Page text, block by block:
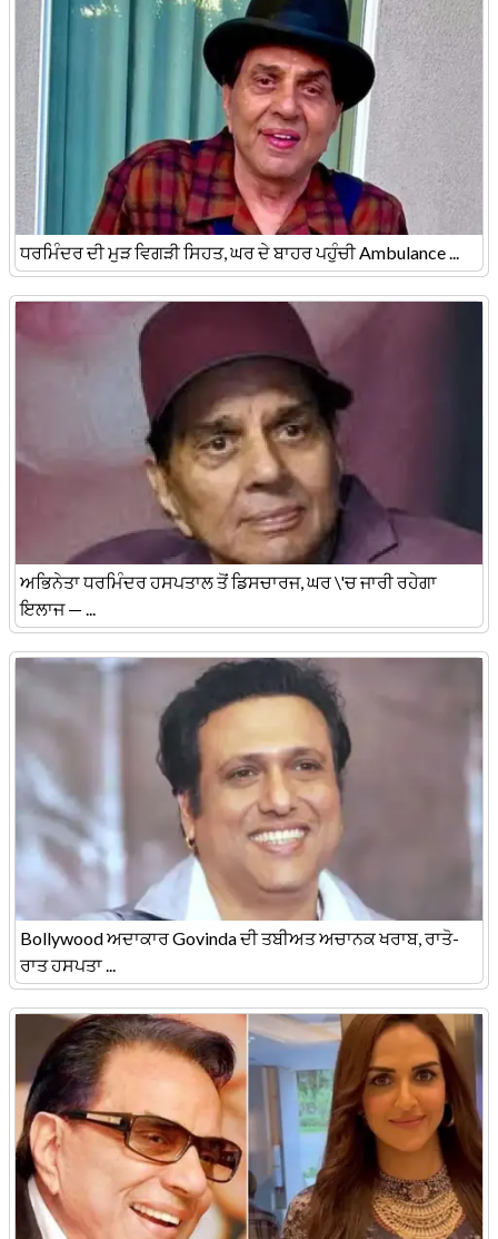
ਧਰਮਿੰਦਰ ਦੀ ਮੁੜ ਵਿਗੜੀ ਸਿਹਤ, ਘਰ ਦੇ ਬਾਹਰ ਪਹੁੰਚੀ Ambulance ...
ਅਭਿਨੇਤਾ ਧਰਮਿੰਦਰ ਹਸਪਤਾਲ ਤੋਂ ਡਿਸਚਾਰਜ, ਘਰ \'ਚ ਜਾਰੀ ਰਹੇਗਾ
ਇਲਾਜ — ...
Bollywood ਅਦਾਕਾਰ Govinda ਦੀ ਤਬੀਅਤ ਅਚਾਨਕ ਖਰਾਬ, ਰਾਤੋ-
ਰਾਤ ਹਸਪਤਾ ...